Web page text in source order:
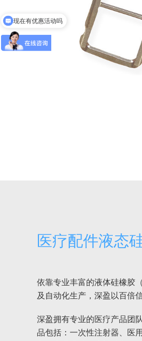
医疗配件液态
依靠专业丰富的液体硅橡胶
及自动化生产，深盈以百倍
深盈拥有专业的医疗产品团
品包括：一次性注射器、医
可以介绍下你们的产品么